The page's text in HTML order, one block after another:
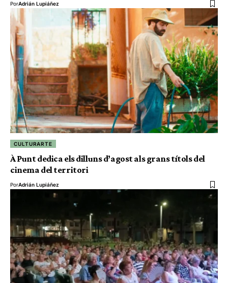
PorAdrián Lupiáñez
CULTURARTE
À Punt dedica els dilluns d’agost als grans títols del
cinema del territori
PorAdrián Lupiáñez